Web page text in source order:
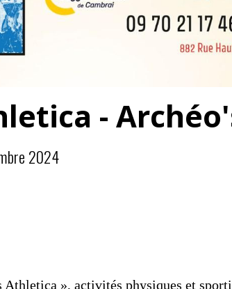
-
2024
», activités physiques et